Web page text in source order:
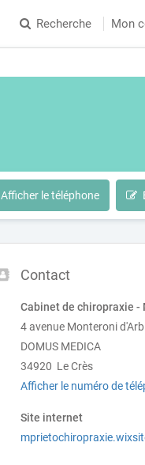
Recherche Mon
Afficher le téléphone
Contact
Cabinet de chiropraxie -
4 avenue Monteroni
DOMUS MEDICA
34920 Le Crès
Afficher le numéro de
Site internet